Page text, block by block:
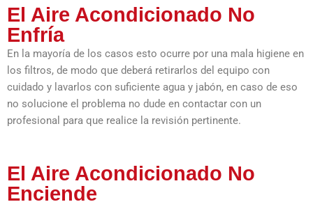
El Aire Acondicionado No
Enfría
En la mayoría de los casos esto ocurre por una mala higiene en
los filtros, de modo que deberá retirarlos del equipo con
cuidado y lavarlos con suficiente agua y jabón, en caso de eso
no solucione el problema no dude en contactar con un
profesional para que realice la revisión pertinente.
El Aire Acondicionado No
Enciende